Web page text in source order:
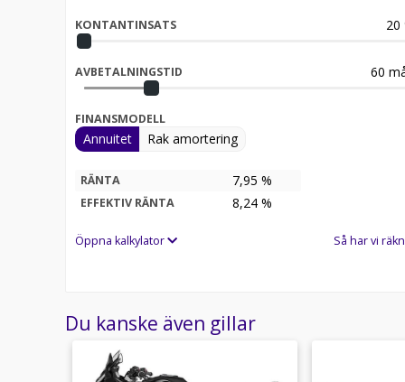
KONTANTINSATS 20
AVBETALNINGSTID 60
FINANSMODELL
Annuitet Rak amortering
RÄNTA 7,95 %
EFFEKTIV RÄNTA 8,24 %
Öppna kalkylator Så har vi
Du kanske även gillar